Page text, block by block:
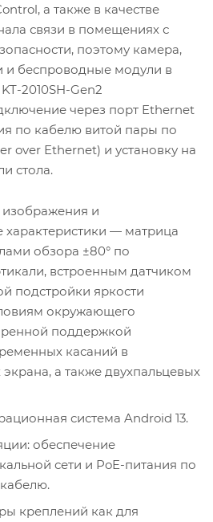
а также в качестве
связи в помещениях с
поэтому камера,
беспроводные модули в
2010SH-Gen2
через порт Ethernet
по кабелю витой пары по
over Ethernet) и установку на
стола.
изображения и
характеристики — матрица
обзора ±80° по
встроенным датчиком
подстройки яркости
окружающего
поддержкой
касаний в
экрана, а также двухпальцевых
система Android 13.
обеспечение
сети и PoE-питания по
креплений как для